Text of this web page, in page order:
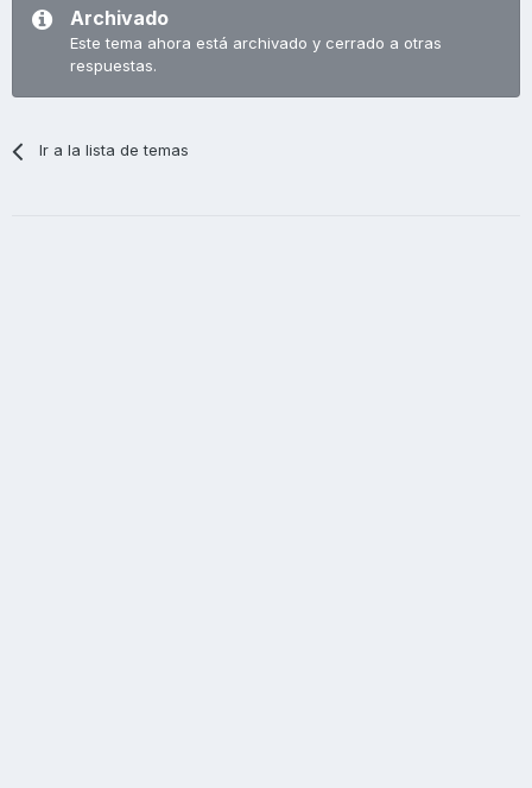
Archivado
Este tema ahora está archivado y cerrado a otras
respuestas.
Ir a la lista de temas